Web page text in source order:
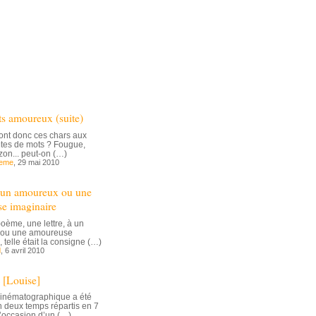
amoureux (suite)
donc ces chars aux
de mots ? Fougue,
peut-on (…)
, 29 mai 2010
amoureux ou une
imaginaire
une lettre, à un
une amoureuse
telle était la consigne (…)
, 6 avril 2010
[Louise]
a été
deux temps répartis en 7